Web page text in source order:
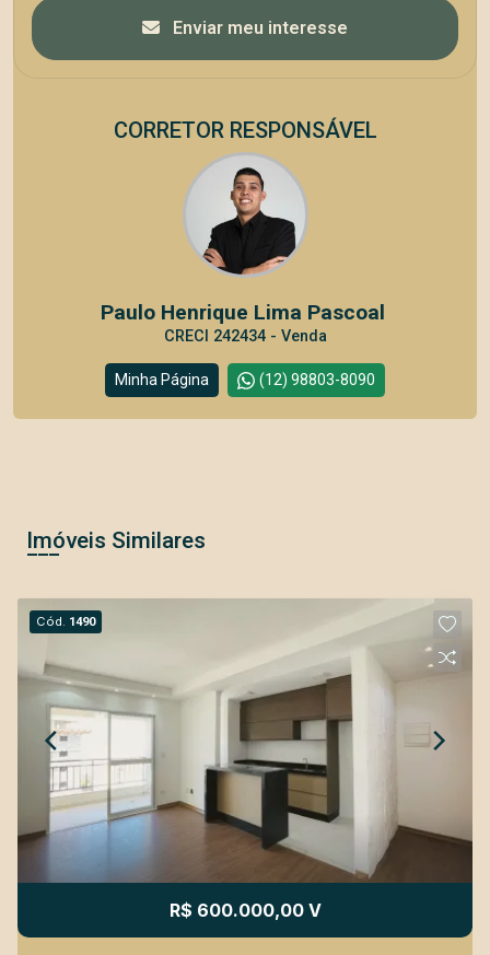
Enviar meu interesse
CORRETOR RESPONSÁVEL
Paulo Henrique Lima Pascoal
CRECI 242434 - Venda
Minha Página (12) 98803-8090
Imóveis Similares
Cód. 1490
R$ 600.000,00 V